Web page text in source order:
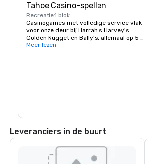
Tahoe Casino-spellen
Recreatie1 blok
Casinogames met volledige service vlak
voor onze deur bij Harrah's Harvey's
Golden Nugget en Bally's, allemaal op 5
minuten loopafstand.
Meer lezen
Leveranciers in de buurt